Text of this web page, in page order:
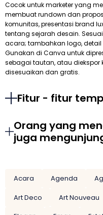
Cocok untuk marketer yang
membuat rundown dan
komunitas, presentasi brand
tentang sejarah desain.
acara; tambahkan logo,
Gunakan di Canva untuk
sebagai tautan, atau diekspor
disesuaikan dan gratis.
Fitur - fitur
Orang yang
juga
Acara Agenda
Art Deco
Art Nouveau